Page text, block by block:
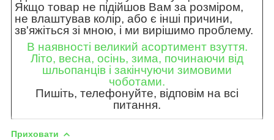
Якщо товар не підійшов Вам за розміром,
не влаштував колір, або є інші причини,
зв'яжіться зі мною, і ми вирішимо проблему.
В наявності великий асортимент взуття.
Літо, весна, осінь, зима, починаючи від
шльопанців і закінчуючи зимовими
чоботами.
Пишіть, телефонуйте, відповім на всі
питання.
Приховати